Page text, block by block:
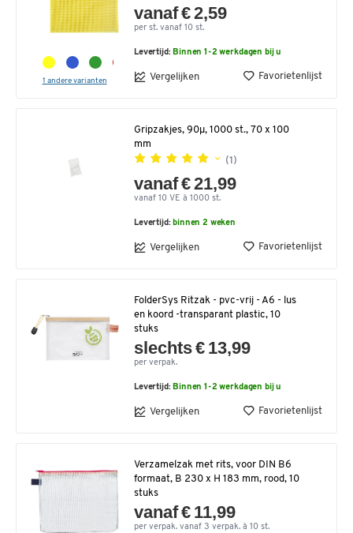
1 andere varianten
vanaf € 2,59
per st. vanaf 10 st.
Levertijd: Binnen 1-2 werkdagen bij u
Vergelijken Favorietenlijst
Gripzakjes, 90µ, 1000 st., 70 x 100
mm
(1)
vanaf € 21,99
vanaf 10 VE à 1000 st.
Levertijd: binnen 2 weken
Vergelijken Favorietenlijst
FolderSys Ritzak - pvc-vrij - A6 - lus
en koord -transparant plastic, 10
stuks
slechts € 13,99
per verpak.
Levertijd: Binnen 1-2 werkdagen bij u
Vergelijken Favorietenlijst
Verzamelzak met rits, voor DIN B6
formaat, B 230 x H 183 mm, rood, 10
stuks
vanaf € 11,99
per verpak. vanaf 3 verpak. à 10 st.